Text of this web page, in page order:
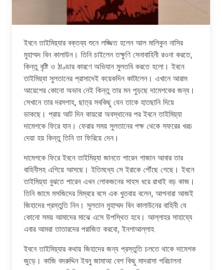
ইবনে তাইমিয়্যার বক্তব্য শুনে লজ্জিত হলেন আল মালিকুন নাসির
মুহাম্মদ বিন কালাউন। তিনি চাইলেন তক্ষুণি সেনাবাহিনী রওনা করতে,
কিন্তু বৃষ্টি ও ঠাণ্ডার কারণে অভিযান মুলতবি করতে হলো। ইবনে
তাইমিয়্যা সুলতানের প্রাসাদেই কয়েকদিন কাটালেন। এখানে আরাম
আয়েশের কোনো অভাব নেই কিন্তু তার মন পুড়ছে দামেশকের জন্য।
সেখানে তার দরসগাহ, ছাত্র সবকিছু যেন তাকে হাতছানি দিয়ে
ডাকছে। প্রায় আট দিন কায়রো অবস্থানের পর ইবনে তাইমিয়্যা
দামেশকে ফিরে যান। ফেরার সময় সুলতানের পক্ষ থেকে সফরের খরচ
দেয়া হয় কিন্তু তিনি তা ফিরিয়ে দেন।
দামেশকে ফিরে ইবনে তাইমিয়্যা জানতে পারেন গাজান আবার তার
বাহিনীসহ এগিয়ে আসছে। ইতিমধ্যে সে ইরাকে পৌঁছে গেছে। ইবনে
তাইমিয়্যা বুঝতে পারেন এখন লোকজনের সাহস ধরে রাখাই বড় কাজ।
তিনি জামে মসজিদের মিম্বরে বসে এক খুতবায় বলেন, আপনারা আজই
জিহাদের প্রস্তুতি নিন। সুলতান মুহাম্মদ বিন কালাউনের বাহিনী যে
কোনো সময় আমাদের মাঝে এসে উপস্থিত হবে। আল্লাহর সাহায্যে
এবার আমরা তাতারদের পরাজিত করবো, ইনশাআল্লাহ
ইবনে তাইমিয়্যার কথায় জিহাদের জন্য প্রস্তুতি চলতে থাকে দামেশক
জুড়ে। কাজি বদরুদ্দিন ইবনু জামাআ বেশ কিছু মাদরাসা পরিচালনা